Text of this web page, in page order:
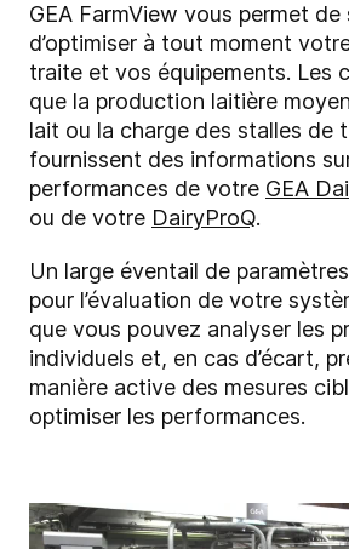
GEA FarmView vous permet de
d’optimiser à tout moment
traite et vos équipements. Les
que la production laitière
lait ou la charge des stalles de
fournissent des informations
performances de votre GEA
ou de votre DairyProQ.
Un large éventail de
pour l’évaluation de votre
que vous pouvez analyser les
individuels et, en cas d’écart,
manière active des mesures
optimiser les performances.